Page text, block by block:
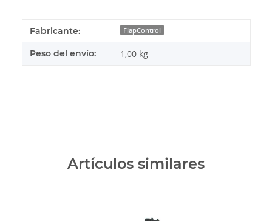
#productDetails.itemInformation#
#productDetails.itemValue#
Fabricante: FlapControl
Peso del envío: 1,00 kg
Artículos similares